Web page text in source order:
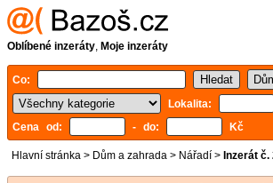
Oblíbené inzeráty, Moje inzeráty
Co:
Lokalita:
Cena od:
- do: Kč
Hlavní stránka > Dům a zahrada > Nářadí > Inzerát